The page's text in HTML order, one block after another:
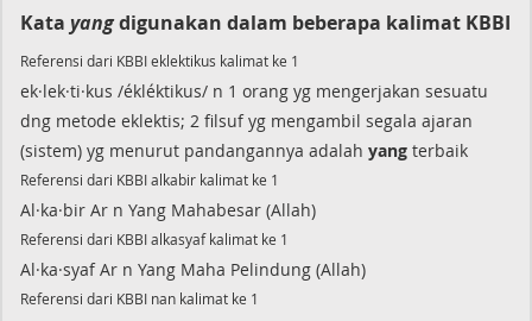
Kata yangdigunakan dalam beberapa kalimat KBBI
Referensi dari KBBI eklektikus kalimat ke 1
ek·lek·ti·kus /ékléktikus/ n 1 orang yg mengerjakan sesuatu
dng metode eklektis; 2 filsuf yg mengambil segala ajaran
(sistem) yg menurut pandangannya adalah yang terbaik
Referensi dari KBBI alkabir kalimat ke 1
Al·ka·bir Ar n Yang Mahabesar (Allah)
Referensi dari KBBI alkasyaf kalimat ke 1
Al·ka·syaf Ar n Yang Maha Pelindung (Allah)
Referensi dari KBBI nan kalimat ke 1